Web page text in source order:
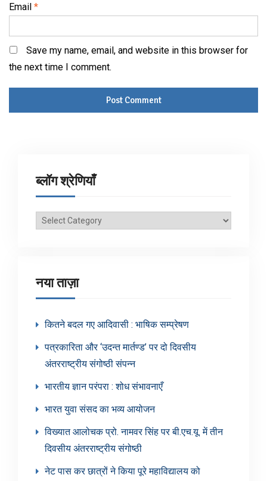
Email *
Save my name, email, and website in this browser for
the next time I comment.
ब्लॉग श्रेणियाँ
ब्लॉग
नया ताज़ा
कितने बदल गए आदिवासी : भाषिक सम्प्रेषण
पत्रकारिता और ‘उदन्त मार्तण्ड’ पर दो दिवसीय
अंतरराष्ट्रीय संगोष्ठी संपन्न
भारतीय ज्ञान परंपरा : शोध संभावनाएँ
भारत युवा संसद का भव्य आयोजन
विख्यात आलोचक प्रो. नामवर सिंह पर बी.एच.यू. में तीन
दिवसीय अंतरराष्ट्रीय संगोष्ठी
नेट पास कर छात्रों ने किया पूरे महाविद्यालय को